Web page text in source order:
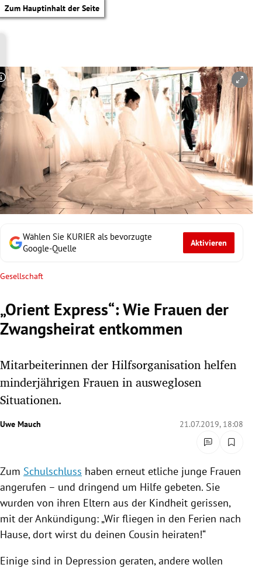
Zum Hauptinhalt der Seite
Untermenü
Untermenü
Untermenü
Untermenü
Untermenü
Untermenü
Untermenü
Untermenü
Wählen Sie KURIER als bevorzugte
Google-Quelle
Aktivieren
Gesellschaft
„Orient Express“: Wie Frauen der
Zwangsheirat entkommen
Mitarbeiterinnen der Hilfsorganisation helfen
minderjährigen Frauen in ausweglosen
Situationen.
Uwe Mauch 21.07.2019, 18:08
Copyright-Hinweis öffnen/schließen
Zum Schulschluss haben erneut etliche junge Frauen
angerufen – und dringend um Hilfe gebeten. Sie
wurden von ihren Eltern aus der Kindheit gerissen,
mit der Ankündigung: „Wir fliegen in den Ferien nach
Hause, dort wirst du deinen Cousin heiraten!“
Einige sind in Depression geraten, andere wollen